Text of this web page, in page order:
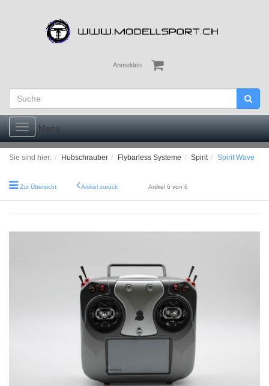
Anmelden
Toggle
navigation
Menü
Sie sind hier: Hubschrauber Flybarless Systeme Spirit Spirit Wave
Zur Übersicht Artikel zurück Artikel 6 von 6